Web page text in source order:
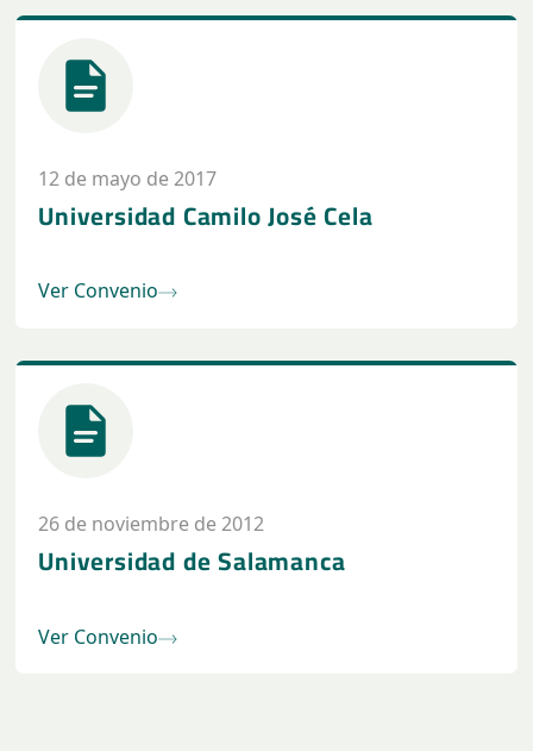
12 de mayo de 2017
Universidad Camilo José Cela
Ver Convenio
26 de noviembre de 2012
Universidad de Salamanca
Ver Convenio